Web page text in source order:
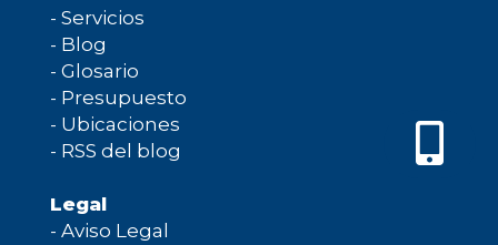
- Servicios
- Blog
- Glosario
- Presupuesto
- Ubicaciones
- RSS del blog
Legal
- Aviso Legal